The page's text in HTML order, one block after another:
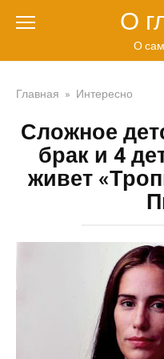
О
О
Главная » Интересно
Сложное
брак и 4
живет